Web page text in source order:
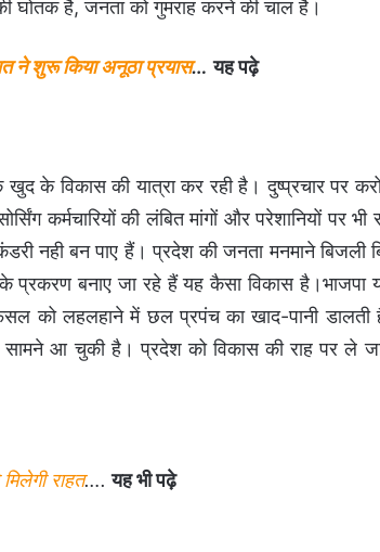
की घोतक है, जनता को गुमराह करने की चाल है।
ने शुरू किया अनूठा प्रयास… यह पढ़े
के विकास की यात्रा कर रही है। दुष्प्रचार पर
कर्मचारियों की लंबित मांगों और परेशानियों पर भी
नही बन पाए हैं। प्रदेश की जनता मनमाने बिजली
बनाए जा रहे हैं यह कैसा विकास है।भाजपा
को लहलहाने में छल प्रपंच का खाद-पानी
आ चुकी है। प्रदेश को विकास की राह पर ले
राहत…. यह भी पढ़े